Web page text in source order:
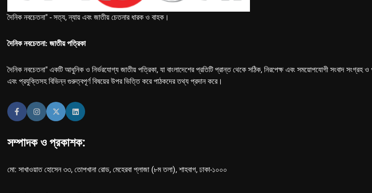
দৈনিক নবচেতনা" - সত্য, ন্যায় এবং জাতীয় চেতনার ধারক ও বাহক।
দৈনিক নবচেতনা: জাতীয় পত্রিকা
দৈনিক নবচেতনা" একটি আধুনিক ও নির্ভরযোগ্য জাতীয় পত্রিকা, যা বাংলাদেশের প্রতিটি প্রান্ত থেকে সঠিক, নিরপেক্ষ এবং সময়োপযোগী সংবাদ সংগ্রহ ও
এবং প্রযুক্তিসহ বিভিন্ন গুরুত্বপূর্ণ বিষয়ের উপর ভিত্তি করে পাঠকদের তথ্য প্রদান করে।
সম্পাদক ও প্রকাশক:
মো: সাখাওয়াত হোসেন ৩৩, তোপখানা রোড, মেহেরবা প্লাজা (৮ম তলা), শাহবাগ, ঢাকা-১০০০